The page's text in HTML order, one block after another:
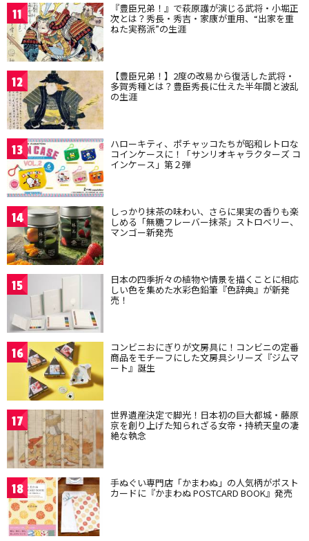
11 『豊臣兄弟！』で萩原護が演じる武将・小堀正
次とは？秀長・秀吉・家康が重用、“出家を重
ねた実務派”の生涯
12 【豊臣兄弟！】2度の改易から復活した武将・
多賀秀種とは？豊臣秀長に仕えた半年間と波乱
の生涯
13 ハローキティ、ポチャッコたちが昭和レトロな
コインケースに！「サンリオキャラクターズ コ
インケース」第２弾
14 しっかり抹茶の味わい、さらに果実の香りも楽
しめる「無糖フレーバー抹茶」ストロベリー、
マンゴー新発売
15 日本の四季折々の植物や情景を描くことに相応
しい色を集めた水彩色鉛筆『色辞典』が新発
売！
16 コンビニおにぎりが文房具に！コンビニの定番
商品をモチーフにした文房具シリーズ『ジムマ
ート』誕生
17 世界遺産決定で脚光！日本初の巨大都城・藤原
京を創り上げた知られざる女帝・持統天皇の凄
絶な執念
18 手ぬぐい専門店「かまわぬ」の人気柄がポスト
カードに『かまわぬ POSTCARD BOOK』発売